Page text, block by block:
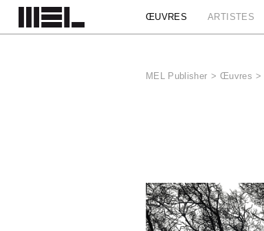
ŒUVRES ARTISTES
MEL Publisher > Œuvres >
Panneau de gestion des cookies